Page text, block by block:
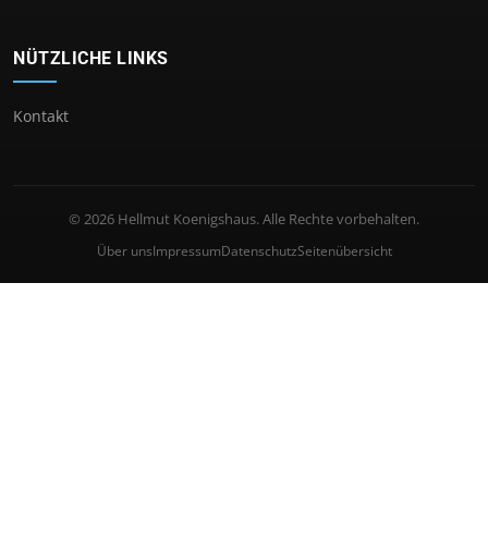
NÜTZLICHE LINKS
Kontakt
© 2026 Hellmut Koenigshaus. Alle Rechte vorbehalten.
Über unsImpressumDatenschutzSeitenübersicht